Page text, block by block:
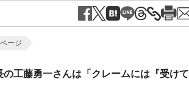
ージ
工藤勇一さんは「クレームには『受けて